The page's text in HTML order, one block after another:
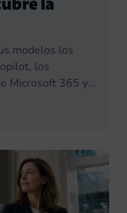
modelos los
los
Microsoft 365 y
oficial y es
licencia traslada.